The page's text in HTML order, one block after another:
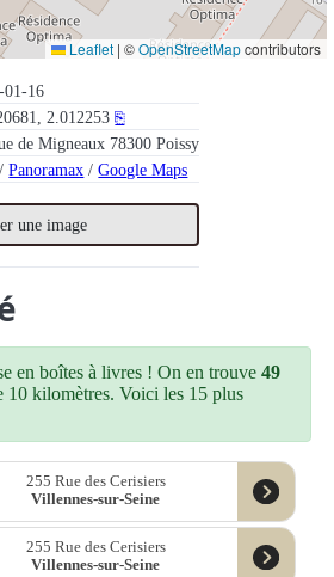
01-16
2.012253 ⎘
de Migneaux 78300 Poissy
/Panoramax /Google Maps
une image
Leaflet | ©OpenStreetMapcontributors
en boîtes à livres ! On en trouve49
10 kilomètres. Voici les 15 plus
255 Rue des Cerisiers
Villennes-sur-Seine
255 Rue des Cerisiers
Villennes-sur-Seine